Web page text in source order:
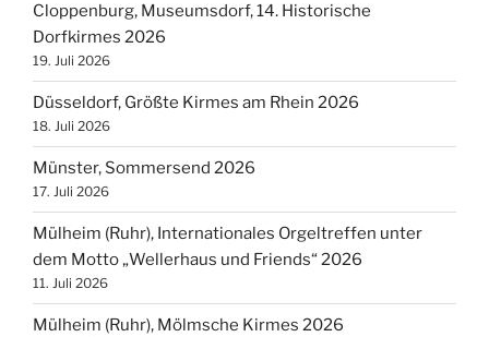
Cloppenburg, Museumsdorf, 14. Historische
Dorfkirmes 2026
19. Juli 2026
Düsseldorf, Größte Kirmes am Rhein 2026
18. Juli 2026
Münster, Sommersend 2026
17. Juli 2026
Mülheim (Ruhr), Internationales Orgeltreffen unter
dem Motto „Wellerhaus und Friends“ 2026
11. Juli 2026
Mülheim (Ruhr), Mölmsche Kirmes 2026